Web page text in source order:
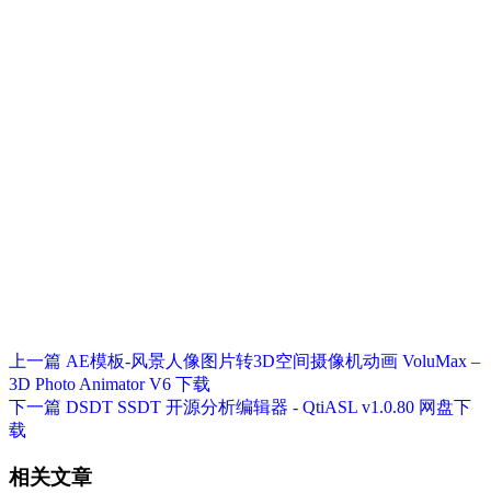
上一篇 AE模板-风景人像图片转3D空间摄像机动画 VoluMax –
3D Photo Animator V6 下载
下一篇 DSDT SSDT 开源分析编辑器 - QtiASL v1.0.80 网盘下
载
相关文章